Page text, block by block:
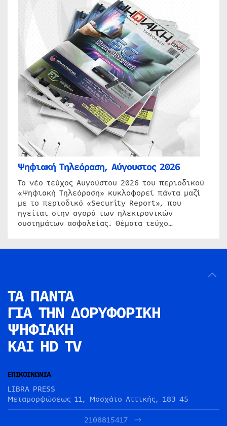
Ψηφιακή Τηλεόραση, Αύγουστος 2026
Το νέο τεύχος Αυγούστου 2026 του περιοδικού
«Ψηφιακή Τηλεόραση» κυκλοφορεί πάντα μαζί
με το περιοδικό «Security Report», που
ηγείται στην αγορά των ηλεκτρονικών
συστημάτων ασφαλείας. Θέματα τεύχο…
ΤΑ ΠΑΝΤΑ
ΓΙΑ ΤΗΝ ΔΟΡΥΦΟΡΙΚΗ
ΨΗΦΙΑΚΗ
ΚΑΙ HD TV
ΕΠΙΚΟΙΝΩΝΙΑ
LIBRA PRESS
Μεταμορφώσεως 11, Μοσχάτο Αττικής, 183 45
2108815417